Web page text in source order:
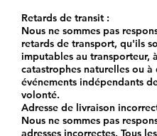
Retards de transit :
Nous ne sommes pas
retards de transport, qu'ils
imputables au transporteur,
catastrophes naturelles ou à
événements indépendants
volonté.
Adresse de livraison
Nous ne sommes pas
adresses incorrectes. Tous